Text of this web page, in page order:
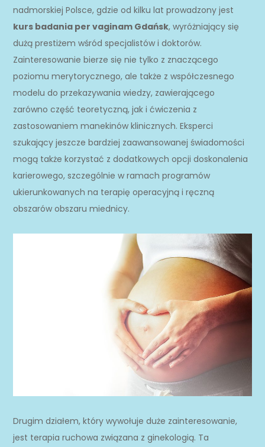
nadmorskiej Polsce, gdzie od kilku lat prowadzony jest
kurs badania per vaginam Gdańsk, wyróżniający się
dużą prestiżem wśród specjalistów i doktorów.
Zainteresowanie bierze się nie tylko z znaczącego
poziomu merytorycznego, ale także z współczesnego
modelu do przekazywania wiedzy, zawierającego
zarówno część teoretyczną, jak i ćwiczenia z
zastosowaniem manekinów klinicznych. Eksperci
szukający jeszcze bardziej zaawansowanej świadomości
mogą także korzystać z dodatkowych opcji doskonalenia
karierowego, szczególnie w ramach programów
ukierunkowanych na terapię operacyjną i ręczną
obszarów obszaru miednicy.
Drugim działem, który wywołuje duże zainteresowanie,
jest terapia ruchowa związana z ginekologią. Ta